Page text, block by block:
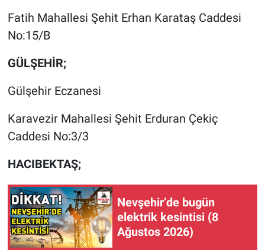
Fatih Mahallesi Şehit Erhan Karataş Caddesi
No:15/B
GÜLŞEHİR;
Gülşehir Eczanesi
Karavezir Mahallesi Şehit Erduran Çekiç
Caddesi No:3/3
HACIBEKTAŞ;
Nevşehir’de bugün
elektrik kesintisi (8
Ağustos 2026)